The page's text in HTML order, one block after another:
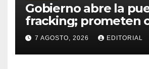
Gobierno abre la
fracking; prometen
del agua y consultas
ciudadanas
7 AGOSTO, 2026 EDITORIAL